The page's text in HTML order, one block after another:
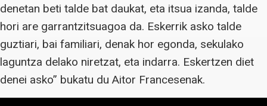
denetan beti talde bat daukat, eta itsua izanda, talde
hori are garrantzitsuagoa da. Eskerrik asko talde
guztiari, bai familiari, denak hor egonda, sekulako
laguntza delako niretzat, eta indarra. Eskertzen diet
denei asko” bukatu du Aitor Francesenak.